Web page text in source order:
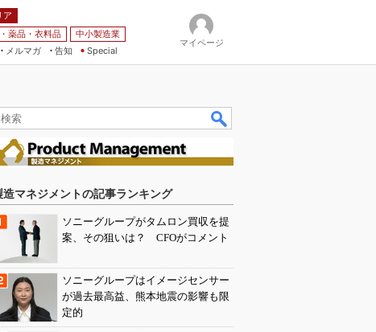
ア
薬品・衣料品
中小製造業
メルマガ
告知 Special
マイページ
造マネジメントの記事ランキング
ソニーグループがタムロン買収を提
案、その狙いは？ CFOがコメント
ソニーグループはイメージセンサー
が過去最高益、熊本地震の影響も限
定的